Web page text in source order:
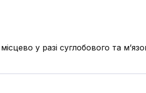
у разі суглобового та